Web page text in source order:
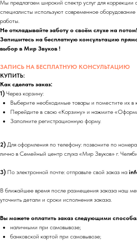
Мы предлагаем широкий спектр услуг для коррекции
специалисты используют современное
работы.
Не откладывайте заботу о своём слухе на потом!
Запишитесь на бесплатную консультацию
выбор в Мир Звуков !
ЗАПИСЬ НА БЕСПЛАТНУЮ КОНСУЛЬТАЦИЮ
КУПИТЬ:
Как сделать заказ:
1) Через корзину:
Выберите необходимые товары и поместите их в
Перейдите в свою «Корзину» и нажмите
Заполните регистрационную форму.
2) Для оформления по телефону: позвоните по
лично в Семейный центр слуха «Мир Звуков» г.
3) По электронной почте: отправьте свой заказ на
В ближайшее время после размещения заказа наш
уточнить детали и сроки исполнения заказа.
Вы можете оплатить заказ следующими
наличными при самовывозе;
банковской картой при самовывозе;